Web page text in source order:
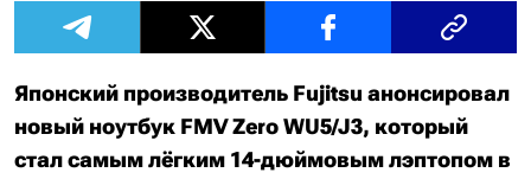
Японский производитель Fujitsu анонсировал
новый ноутбук FMV Zero WU5/J3, который
стал самым лёгким 14-дюймовым лэптопом в